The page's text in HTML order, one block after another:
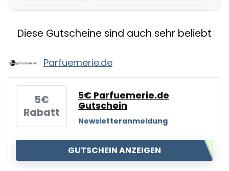
Diese Gutscheine sind auch sehr beliebt
Parfuemerie.de
5€
Rabatt
5€ Parfuemerie.de
Gutschein
Newsletteranmeldung
GUTSCHEIN ANZEIGEN